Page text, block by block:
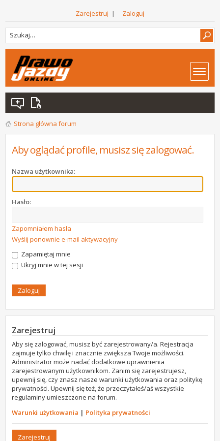
Zarejestruj | Zaloguj
Strona główna forum
Aby oglądać profile, musisz się zalogować.
Nazwa użytkownika:
Hasło:
Zapomniałem hasła
Wyślij ponownie e-mail aktywacyjny
Zapamiętaj mnie
Ukryj mnie w tej sesji
Zarejestruj
Aby się zalogować, musisz być zarejestrowany/a. Rejestracja
zajmuje tylko chwilę i znacznie zwiększa Twoje możliwości.
Administrator może nadać dodatkowe uprawnienia
zarejestrowanym użytkownikom. Zanim się zarejestrujesz,
upewnij się, czy znasz nasze warunki użytkowania oraz politykę
prywatności. Upewnij się też, że przeczytałeś/aś wszystkie
regulaminy umieszczone na forum.
Warunki użytkowania | Polityka prywatności
Zarejestruj